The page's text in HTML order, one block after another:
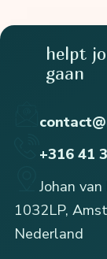
helpt
gaan
+316 41
Johan
1032LP,
Nederland